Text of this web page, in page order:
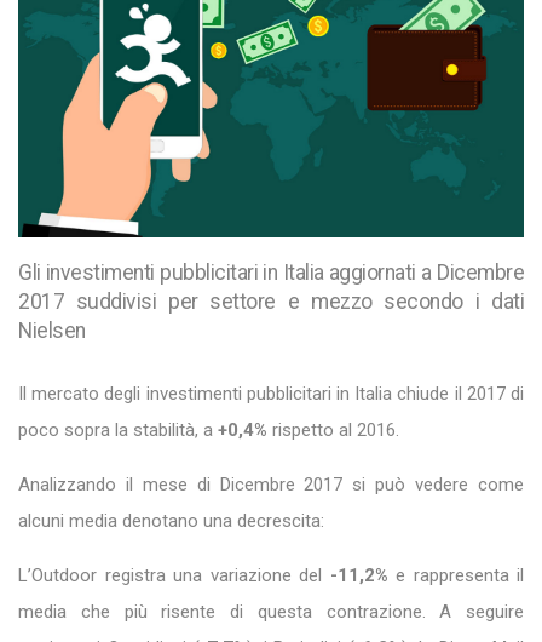
Gli investimenti pubblicitari in Italia aggiornati a Dicembre
2017 suddivisi per settore e mezzo secondo i dati
Nielsen
Il mercato degli investimenti pubblicitari in Italia chiude il 2017 di
poco sopra la stabilità, a +0,4% rispetto al 2016.
Analizzando il mese di Dicembre 2017 si può vedere come
alcuni media denotano una decrescita:
L’Outdoor registra una variazione del -11,2% e rappresenta il
media che più risente di questa contrazione. A seguire